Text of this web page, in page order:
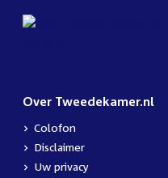
Over Tweedekamer.nl
Colofon
Disclaimer
Uw privacy